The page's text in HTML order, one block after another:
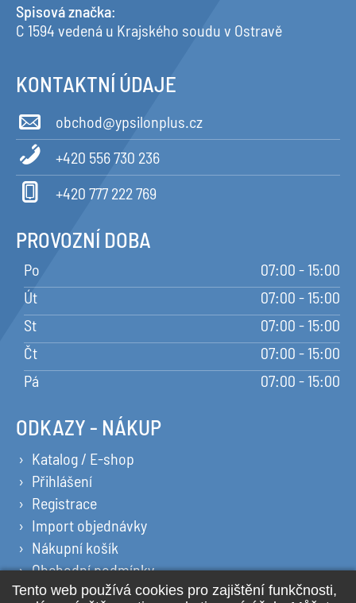
Spisová značka:
C 1594 vedená u Krajského soudu v Ostravě
KONTAKTNÍ ÚDAJE
obchod@ypsilonplus.cz
+420 556 730 236
+420 777 222 769
PROVOZNÍ DOBA
Po
07:00 - 15:00
Út
07:00 - 15:00
St
07:00 - 15:00
Čt
07:00 - 15:00
Pá
07:00 - 15:00
ODKAZY - NÁKUP
Katalog / E-shop
Přihlášení
Registrace
Import objednávky
Nákupní košík
Obchodní podmínky
Ochrana osobních údajů